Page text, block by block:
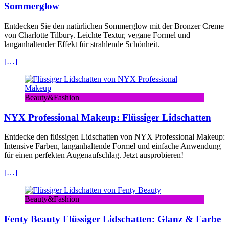
Sommerglow
Entdecken Sie den natürlichen Sommerglow mit der Bronzer Creme
von Charlotte Tilbury. Leichte Textur, vegane Formel und
langanhaltender Effekt für strahlende Schönheit.
[…]
Beauty&Fashion
NYX Professional Makeup: Flüssiger Lidschatten
Entdecke den flüssigen Lidschatten von NYX Professional Makeup:
Intensive Farben, langanhaltende Formel und einfache Anwendung
für einen perfekten Augenaufschlag. Jetzt ausprobieren!
[…]
Beauty&Fashion
Fenty Beauty Flüssiger Lidschatten: Glanz & Farbe